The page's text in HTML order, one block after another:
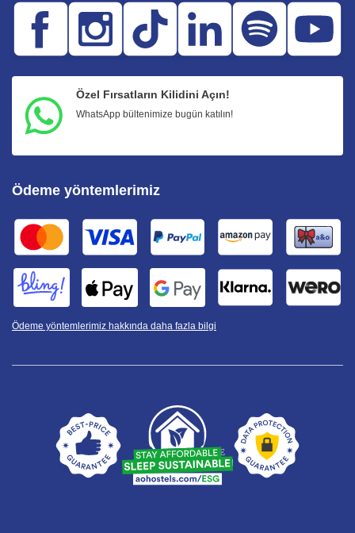
Özel Fırsatların Kilidini Açın!
WhatsApp bültenimize bugün katılın!
Ödeme yöntemlerimiz
Ödeme yöntemlerimiz hakkında daha fazla bilgi